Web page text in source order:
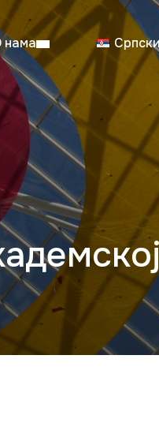
нама Српски
08:00–14:00